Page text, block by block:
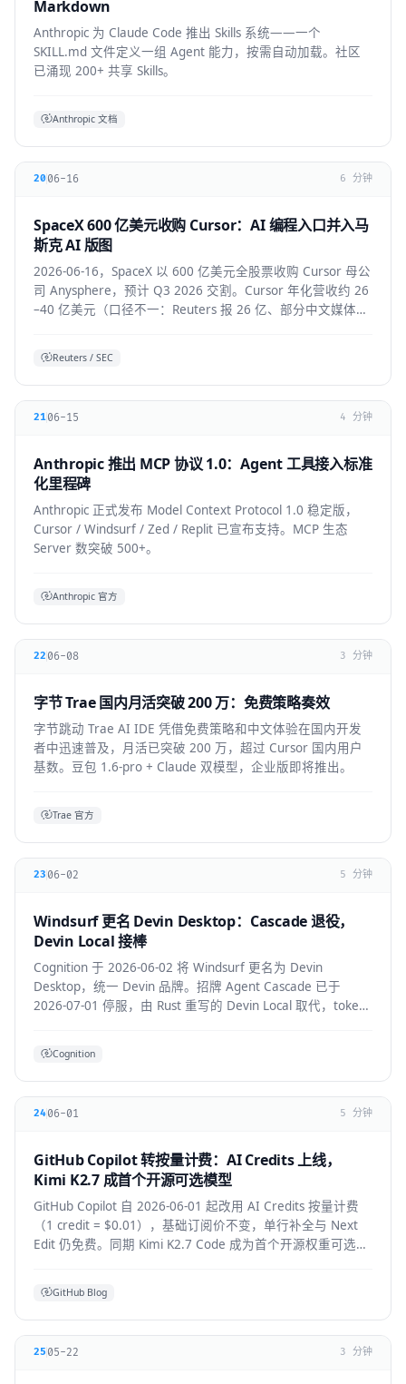
Markdown
Anthropic 为 Claude Code 推出 Skills 系统——一个
SKILL.md 文件定义一组 Agent 能力，按需自动加载。社区
已涌现 200+ 共享 Skills。
Anthropic 文档
2006-16 6 分钟
SpaceX 600 亿美元收购 Cursor：AI 编程入口并入马
斯克 AI 版图
2026-06-16，SpaceX 以 600 亿美元全股票收购 Cursor 母公
司 Anysphere，预计 Q3 2026 交割。Cursor 年化营收约 26
–40 亿美元（口径不一：Reuters 报 26 亿、部分中文媒体报
Reuters / SEC
2106-15 4 分钟
Anthropic 推出 MCP 协议 1.0：Agent 工具接入标准
化里程碑
Anthropic 正式发布 Model Context Protocol 1.0 稳定版，
Cursor / Windsurf / Zed / Replit 已宣布支持。MCP 生态
Server 数突破 500+。
Anthropic 官方
22 06-08 3 分钟
字节 Trae 国内月活突破 200 万：免费策略奏效
字节跳动 Trae AI IDE 凭借免费策略和中文体验在国内开发
者中迅速普及，月活已突破 200 万，超过 Cursor 国内用户
基数。豆包 1.6-pro + Claude 双模型，企业版即将推出。
Trae 官方
23 06-02 5 分钟
Windsurf 更名 Devin Desktop：Cascade 退役，
Devin Local 接棒
Cognition 于 2026-06-02 将 Windsurf 更名为 Devin
Desktop，统一 Devin 品牌。招牌 Agent Cascade 已于
2026-07-01 停服，由 Rust 重写的 Devin Local 取代，token
Cognition
2406-01 5 分钟
GitHub Copilot 转按量计费：AI Credits 上线，
Kimi K2.7 成首个开源可选模型
GitHub Copilot 自 2026-06-01 起改用 AI Credits 按量计费
（1 credit = $0.01），基础订阅价不变，单行补全与 Next
Edit 仍免费。同期 Kimi K2.7 Code 成为首个开源权重可选模
GitHub Blog
25 05-22 3 分钟